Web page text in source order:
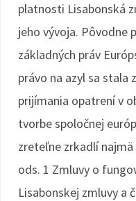
platnosti Lisabonská
jeho vývoja. Pôvodne
základných práv
právo na azyl sa stala
prijímania opatrení v
tvorbe spoločnej
zreteľne zrkadlí
ods. 1 Zmluvy o
Lisabonskej zmluvy a